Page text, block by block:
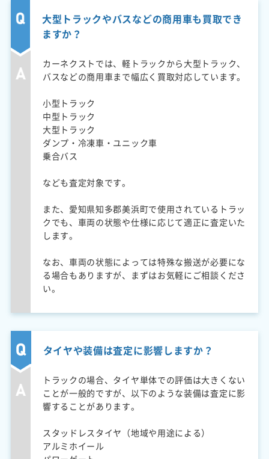
大型トラックやバスなどの商用車も買取でき
ますか？
カーネクストでは、軽トラックから大型トラック、
バスなどの商用車まで幅広く買取対応しています。
小型トラック
中型トラック
大型トラック
ダンプ・冷凍車・ユニック車
乗合バス
なども査定対象です。
また、愛知県知多郡美浜町で使用されているトラッ
クでも、車両の状態や仕様に応じて適正に査定いた
します。
なお、車両の状態によっては特殊な搬送が必要にな
る場合もありますが、まずはお気軽にご相談くださ
い。
タイヤや装備は査定に影響しますか？
トラックの場合、タイヤ単体での評価は大きくない
ことが一般的ですが、以下のような装備は査定に影
響することがあります。
スタッドレスタイヤ（地域や用途による）
アルミホイール